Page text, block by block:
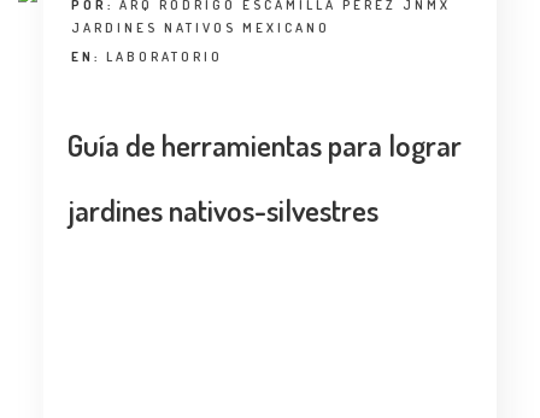
POR: ARQ RODRIGO ESCAMILLA PEREZ JNMX
JARDINES NATIVOS MEXICANO
EN: LABORATORIO
Guía de herramientas para lograr
jardines nativos-silvestres